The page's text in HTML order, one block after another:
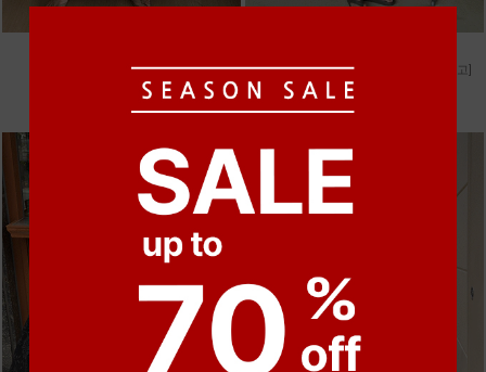
m_비휴 체크 박시셔츠
52,000원
m_헤세드 스티치 데님팬츠 [4차 재입고]
87,000원